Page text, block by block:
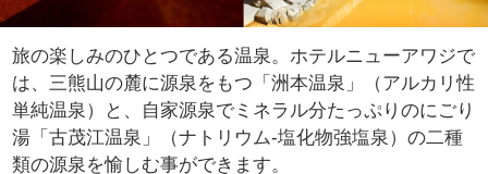
旅の楽しみのひとつである温泉。ホテルニューアワジで
は、三熊山の麓に源泉をもつ「洲本温泉」（アルカリ性
単純温泉）と、自家源泉でミネラル分たっぷりのにごり
湯「古茂江温泉」（ナトリウム-塩化物強塩泉）の二種
類の源泉を愉しむ事ができます。